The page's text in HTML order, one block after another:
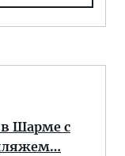
Шарме с